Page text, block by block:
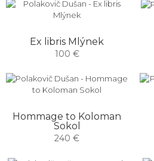
Ex libris Mlýnek
100 €
Hommage to Koloman
Sokol
240 €